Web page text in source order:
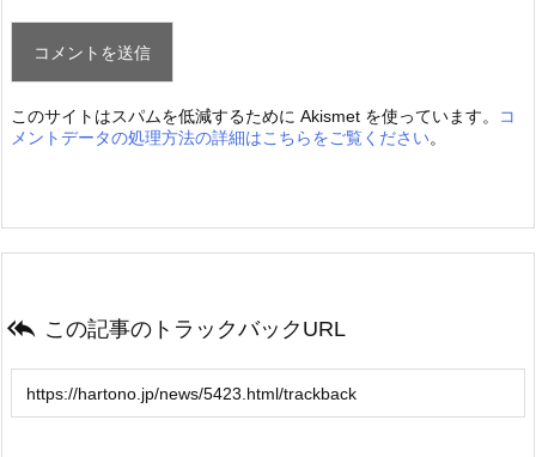
このサイトはスパムを低減するために Akismet を使っています。
コ
メントデータの処理方法の詳細はこちらをご覧ください。
 この記事のトラックバックURL